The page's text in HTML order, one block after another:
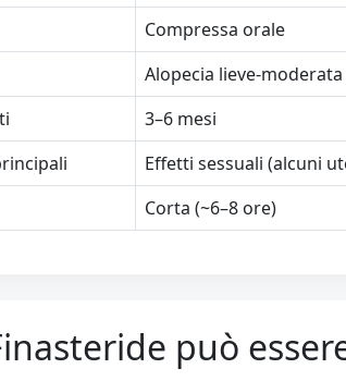
Compressa orale
Alopecia lieve-moderata
3–6 mesi
Effetti sessuali (alcuni
Corta (~6–8 ore)
può